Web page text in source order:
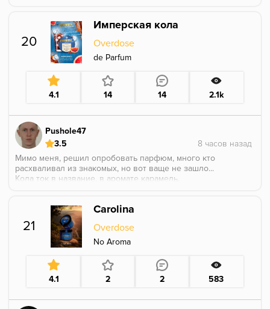
Хочется поярче и слаще. Будто недозрела эта
дынька, а хочется прям аромат явный!
Неоднозначные ощущения, но создалась мотивация
искать лучше.
20
Имперская кола
Overdose
de Parfum
4.1 14 14 2.1k
Pushole47
3.5
Мимо меня, решил опробовать парфюм, много кто
расхваливал из знакомых, но вот ваще не зашло...
Кола ток в название, в аромате карамель,
вишня от того же самого производителя, только без
вишни.
В общем, первый покупатель вообще не зашёл,
вернулось воспоминание о той самой вишни только
с другими компонентами, не спорю, кому-то зайдёт)
21
Carolina
Overdose
No Aroma
4.1 2 2 583